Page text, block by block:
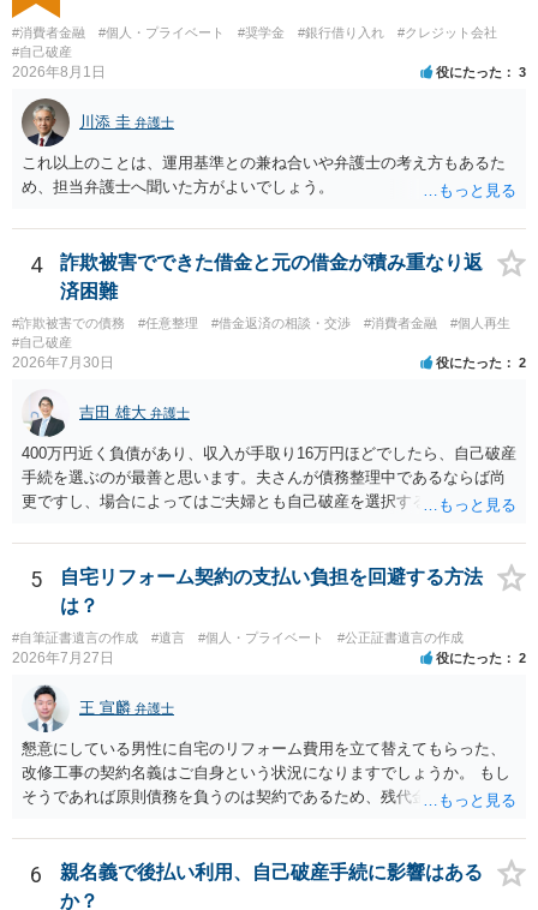
#消費者金融 #個人・プライベート #奨学金 #銀行借り入れ
#クレジット会社
#自己破産
2026年8月1日 役にたった 3
川添 圭 弁護士
これ以上のことは、運用基準との兼ね合いや弁護士の考え方もあるた
め、担当弁護士へ聞いた方がよいでしょう。
4
詐欺被害でできた借金と元の借金が積み重なり返
済困難
#詐欺被害での債務 #任意整理 #借金返済の相談・交渉 #消費者金融
#個人再生
#自己破産
2026年7月30日 役にたった 2
吉田 雄大 弁護士
400万円近く負債があり、収入が手取り16万円ほどでしたら、自己破産
手続を選ぶのが最善と思います。夫さんが債務整理中であるならば尚
更ですし、場合によってはご夫婦とも自己破産を選択する方法もある
5
自宅リフォーム契約の支払い負担を回避する方法
は？
#自筆証書遺言の作成 #遺言 #個人・プライベート #公正証書遺言の作成
2026年7月27日 役にたった 2
王 宣麟 弁護士
懇意にしている男性に自宅のリフォーム費用を立て替えてもらった、
改修工事の契約名義はご自身という状況になりますでしょうか。 もし
そうであれば原則債務を負うのは契約であるため、残代金を捻出して
ます。 入籍した場合でも、原則契約者が単独で全ての債務を負うこと
には変わりがありません。 なかなか対応に難しい案件であり、公開の
場でアドバイスを行うのも限界があるように思われますので、資料等
6
親名義で後払い利用、自己破産手続に影響はある
か？